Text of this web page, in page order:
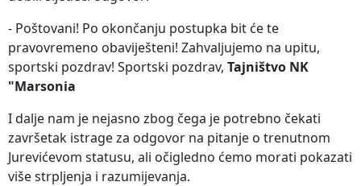
- Poštovani! Po okončanju postupka bit će te
pravovremeno obaviješteni! Zahvaljujemo na upitu,
sportski pozdrav! Sportski pozdrav, Tajništvo NK
"Marsonia
I dalje nam je nejasno zbog čega je potrebno čekati
završetak istrage za odgovor na pitanje o trenutnom
Jurevićevom statusu, ali očigledno ćemo morati pokazati
više strpljenja i razumijevanja.